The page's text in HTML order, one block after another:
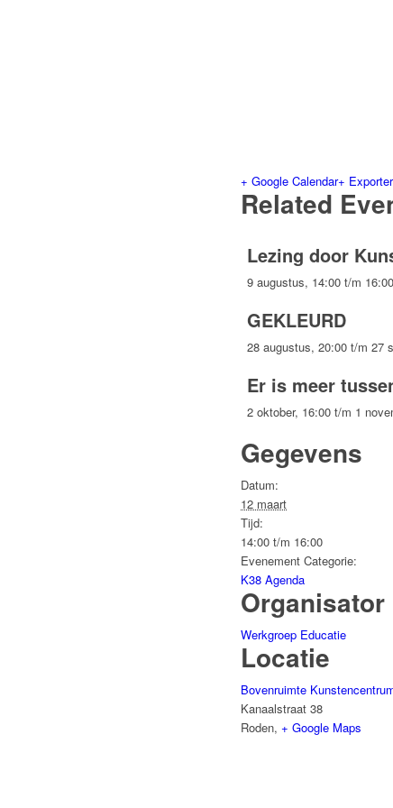
+ Google Calendar+
Related
Lezing door
9 augustus, 14:00 t/m 16:00
GEKLEURD
28 augustus, 20:00 t/m 27
Er is meer
2 oktober, 16:00 t/m 1
Gegevens
Datum:
12 maart
Tijd:
14:00 t/m 16:00
Evenement Categorie:
K38 Agenda
Organisator
Werkgroep Educatie
Locatie
Bovenruimte
Kanaalstraat 38
Roden, + Google Maps